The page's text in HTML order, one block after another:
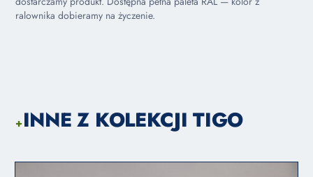
ralownika dobieramy na życzenie.
+INNE Z KOLEKCJI TIGO